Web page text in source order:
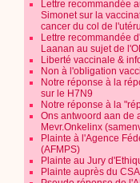
Lettre recommandée
Simonet sur la
cancer du col de
Lettre recommandée
Laanan au sujet de
Liberté vaccinale &
Non à l'obligation
Notre réponse à la
sur le H7N9
Notre réponse à la
Ons antwoord aan de
Mevr.Onkelinx
Plainte à l'Agence
(AFMPS)
Plainte au Jury
Plainte auprès du